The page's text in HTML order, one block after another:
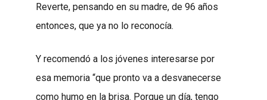
Reverte, pensando en su madre, de 96 años
entonces, que ya no lo reconocía.
Y recomendó a los jóvenes interesarse por
esa memoria “que pronto va a desvanecerse
como humo en la brisa. Porque un día, tengo